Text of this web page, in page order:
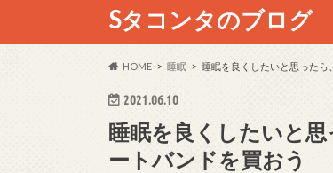
Sタコンタのブログ
HOME 睡眠 睡眠を良くしたいと思ったら
2021.06.10
睡眠を良くしたいと
ートバンドを買おう